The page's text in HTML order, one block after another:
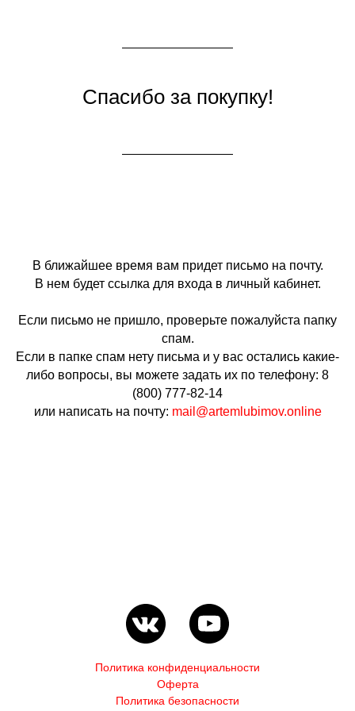
Спасибо за покупку!
В ближайшее время вам придет письмо на почту.
В нем будет ссылка для входа в личный кабинет.
Если письмо не пришло, проверьте пожалуйста папку
спам.
Если в папке спам нету письма и у вас остались какие-
либо вопросы, вы можете задать их по телефону: 8
(800) 777-82-14
или написать на почту: mail@artemlubimov.online
Политика конфиденциальности
Оферта
Политика безопасности